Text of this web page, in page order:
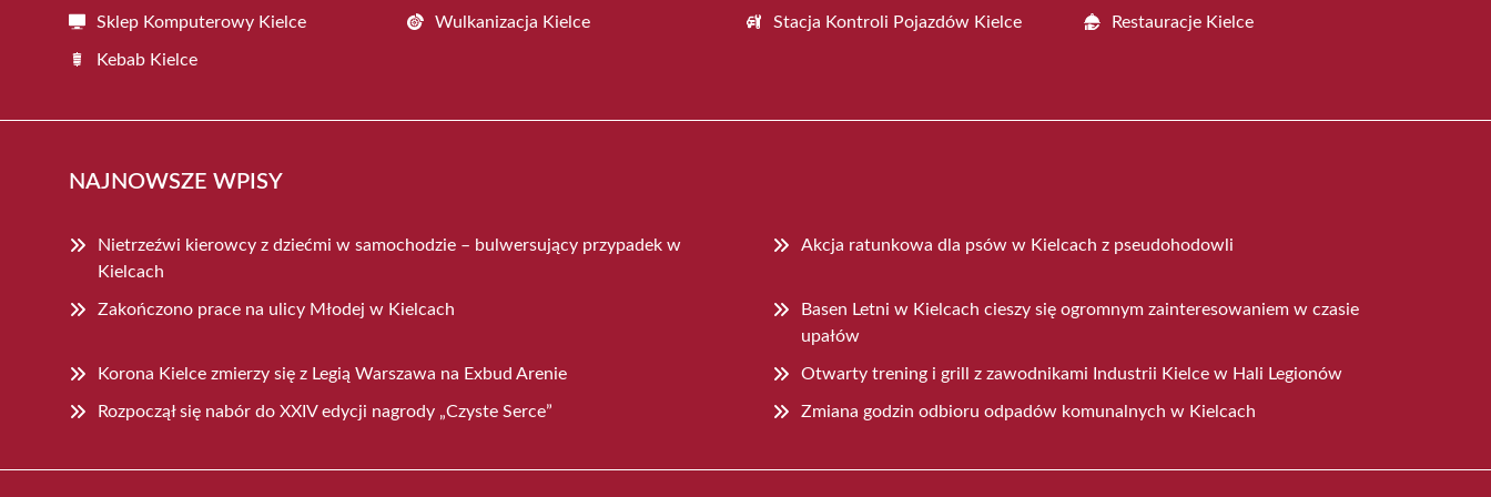
Sklep Komputerowy Kielce Wulkanizacja Kielce Stacja Kontroli Pojazdów Kielce Restauracje Kielce
Kebab Kielce
NAJNOWSZE WPISY
Nietrzeźwi kierowcy z dziećmi w samochodzie – bulwersujący przypadek w
Kielcach
Akcja ratunkowa dla psów w Kielcach z pseudohodowli
Zakończono prace na ulicy Młodej w Kielcach
Basen Letni w Kielcach cieszy się ogromnym zainteresowaniem w czasie
upałów
Korona Kielce zmierzy się z Legią Warszawa na Exbud Arenie Otwarty trening i grill z zawodnikami Industrii Kielce w Hali Legionów
Rozpoczął się nabór do XXIV edycji nagrody „Czyste Serce” Zmiana godzin odbioru odpadów komunalnych w Kielcach